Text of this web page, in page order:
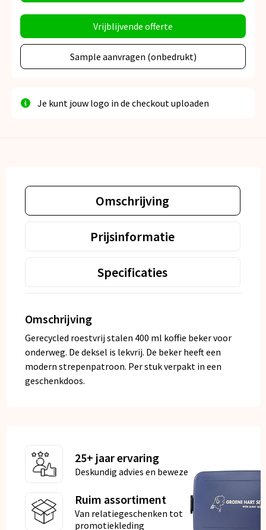
Vrijblijvende offerte
Sample aanvragen (onbedrukt)
Je kunt jouw logo in de checkout uploaden
Omschrijving
Prijsinformatie
Specificaties
Omschrijving
Gerecycled roestvrij stalen 400 ml koffie beker voor
onderweg. De deksel is lekvrij. De beker heeft een
modern strepenpatroon. Per stuk verpakt in een
geschenkdoos.
25+ jaar ervaring
Deskundig advies en bewezen kwaliteit
Ruim assortiment
Van relatiegeschenken tot
promotiekleding